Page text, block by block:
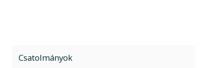
Csatolmányok